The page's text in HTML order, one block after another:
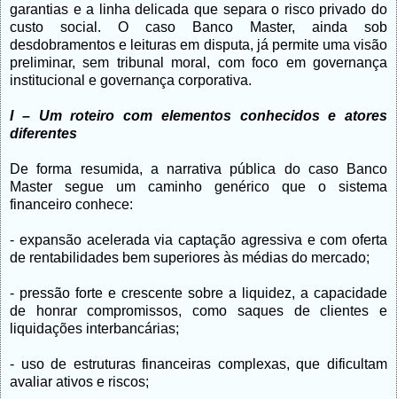
garantias e a linha delicada que separa o risco privado do
custo social. O caso Banco Master, ainda sob
desdobramentos e leituras em disputa, já permite uma visão
preliminar, sem tribunal moral, com foco em governança
institucional e governança corporativa.
I –Um roteiro com elementos conhecidos e atores
diferentes
De forma resumida, a narrativa pública do caso Banco
Master segue um caminho genérico que o sistema
financeiro conhece:
- expansão acelerada via captação agressiva e com oferta
de rentabilidades bem superiores às médias do mercado;
- pressão forte e crescente sobre a liquidez, a capacidade
de honrar compromissos, como saques de clientes e
liquidações interbancárias;
- uso de estruturas financeiras complexas, que dificultam
avaliar ativos e riscos;